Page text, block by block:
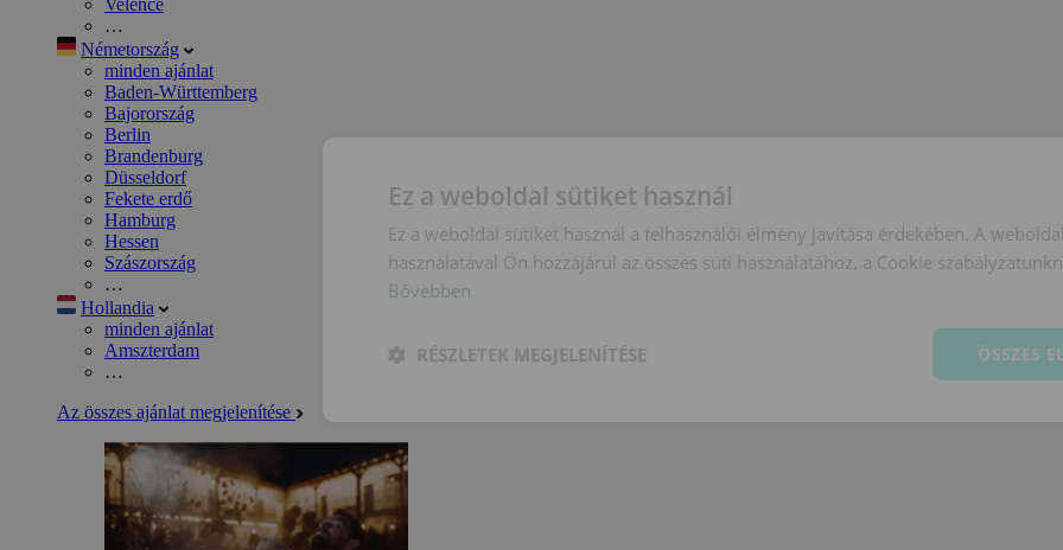
…
Németország
minden ajánlat
Baden-Württemberg
Bajorország
Berlin
Brandenburg
Düsseldorf
Fekete erdő
Hamburg
Hessen
Szászország
…
Hollandia
minden ajánlat
Amszterdam
…
Az összes ajánlat megjelenítése
Ez a weboldal sütiket használ
Ez a weboldal sütiket használ a felhasználói élmény javítása érdekében. A
használatával Ön hozzájárul az összes süti használatához, a Cookie
Bővebben
ÖSSZES
RÉSZLETEK MEGJELENÍTÉSE